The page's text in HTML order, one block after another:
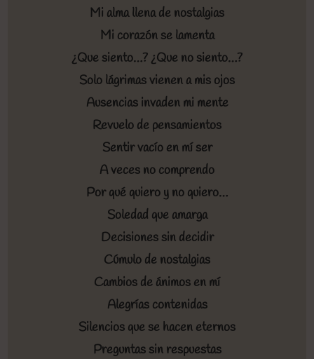
Mi alma llena de nostalgias
Mi corazón se lamenta
¿Que siento…? ¿Que no siento…?
Solo lágrimas vienen a mis ojos
Ausencias invaden mi mente
Revuelo de pensamientos
Sentir vacío en mí ser
A veces no comprendo
Por qué quiero y no quiero…
Soledad que amarga
Decisiones sin decidir
Cúmulo de nostalgias
Cambios de ánimos en mí
Alegrías contenidas
Silencios que se hacen eternos
Preguntas sin respuestas